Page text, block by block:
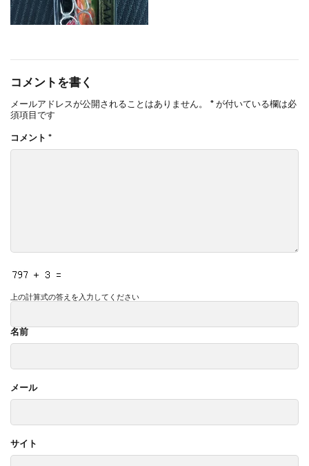
コメントを書く
メールアドレスが公開されることはありません。 *が付いている欄は必
須項目です
コメント *
上の計算式の答えを入力してください
名前
メール
サイト